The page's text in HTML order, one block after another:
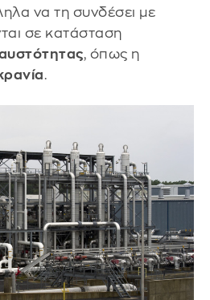
να τη συνδέσει με
σε κατάσταση
, όπως η
.